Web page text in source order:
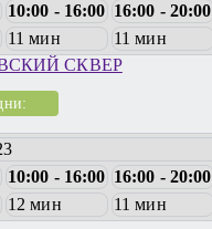
10:00 - 16:00 16:00 - 20:00
11 мин 11 мин
СКВЕР
10:00 - 16:00 16:00 - 20:00
12 мин 11 мин